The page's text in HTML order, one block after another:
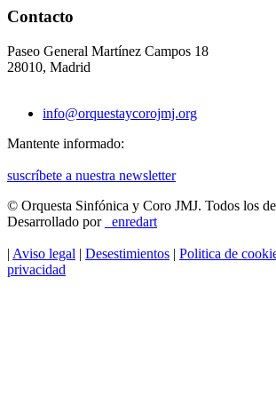
Contacto
Paseo General Martínez Campos 18
28010, Madrid
info@orquestaycorojmj.org
Mantente informado:
suscríbete a nuestra newsletter
© Orquesta Sinfónica y Coro JMJ. Todos los
Desarrollado por
_enredart
| Aviso legal | Desestimientos | Politica de
privacidad